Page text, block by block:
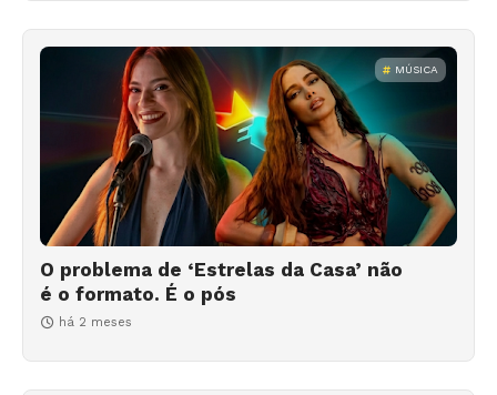
MÚSICA
O problema de ‘Estrelas da Casa’ não
é o formato. É o pós
há 2 meses